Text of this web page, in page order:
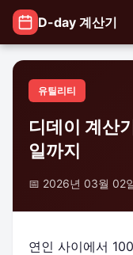
D-day 계산기
유틸리티
디데이 계산
일까지
📅 2026년 03월 02
연인 사이에서